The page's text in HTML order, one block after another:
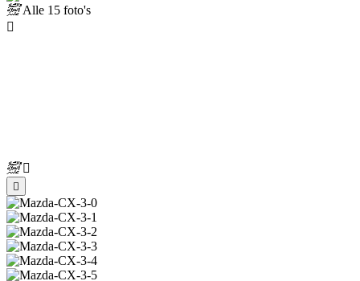
Alle 15 foto's